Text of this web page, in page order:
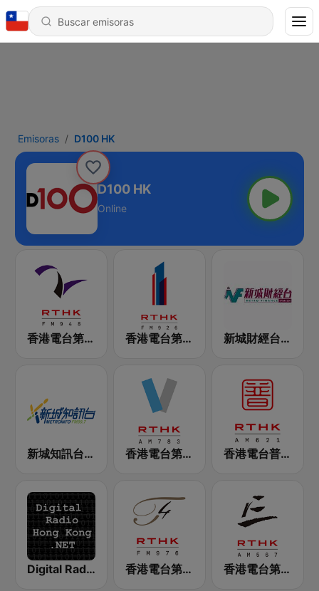
Emisoras D100 HK
D100 HK
Online
香港電台第二台 RTHK Radio 2 香港電台第一台 RTHK Radio 1 新城財經台 Metro Finance FM104
新城知訊台 MetroInfo FM99.7 香港電台第五台 - RTHK Radio 5 香港電台普通話台 RTHK Radio
Digital Radio Hong Kong 香港電台第四台 RTHK Radio 4 香港電台第三台 RTHK Radio 3